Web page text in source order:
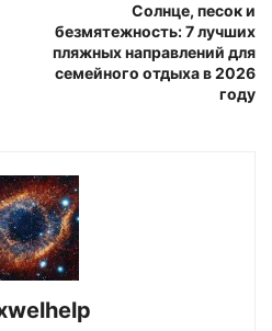
Солнце, песок и
безмятежность: 7 лучших
пляжных направлений для
семейного отдыха в 2026
году